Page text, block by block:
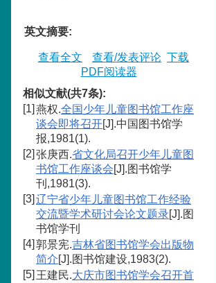
英文摘要:
查看全文 查看/发表评论 下载
PDF阅读器
相似文献(共7条):
[1] 燕权.全国少年儿童图书馆工作座
谈会即将召开[J].中国图书馆学
报,1981(1).
[2] 张庚西.省文化局召开少年儿童图
书馆工作座谈会[J].图书馆学
刊,1981(3).
[3] 辽宁省少年儿童图书馆工作经验
交流暨学术研讨会论文题录[J].图
书馆学刊
[4] 郭景宪.吉林省图书馆学会出版物
简介[J].图书馆建设,1983(2).
[5] 王建民.大庆市图书馆学会召开首